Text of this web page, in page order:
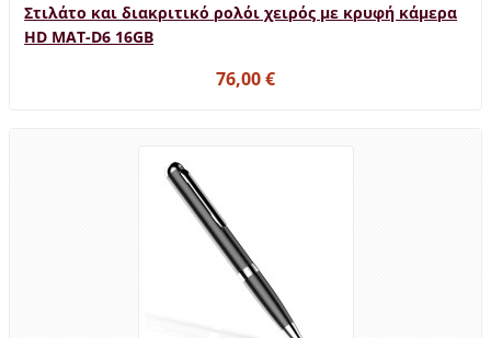
Στιλάτο και διακριτικό ρολόι χειρός με κρυφή κάμερα
HD MAT-D6 16GB
76,00 €